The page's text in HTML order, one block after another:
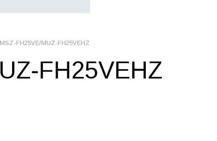
FH25VE/MUZ-FH25VEHZ
FH25VEHZ